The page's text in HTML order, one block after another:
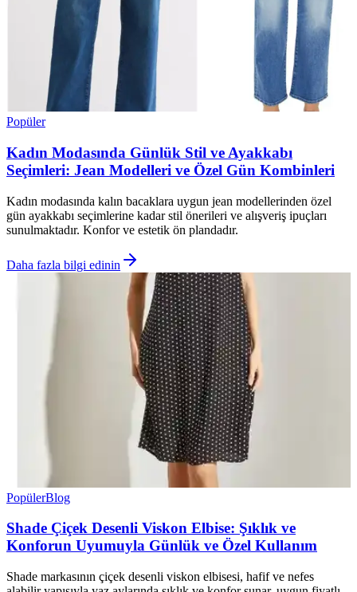
Popüler
Kadın Modasında Günlük Stil ve Ayakkabı
Seçimleri: Jean Modelleri ve Özel Gün Kombinleri
Kadın modasında kalın bacaklara uygun jean modellerinden özel
gün ayakkabı seçimlerine kadar stil önerileri ve alışveriş ipuçları
sunulmaktadır. Konfor ve estetik ön plandadır.
Daha fazla bilgi edinin
PopülerBlog
Shade Çiçek Desenli Viskon Elbise: Şıklık ve
Konforun Uyumuyla Günlük ve Özel Kullanım
Shade markasının çiçek desenli viskon elbisesi, hafif ve nefes